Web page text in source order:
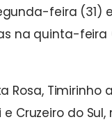
feira (31)
na quinta-
do Sul,